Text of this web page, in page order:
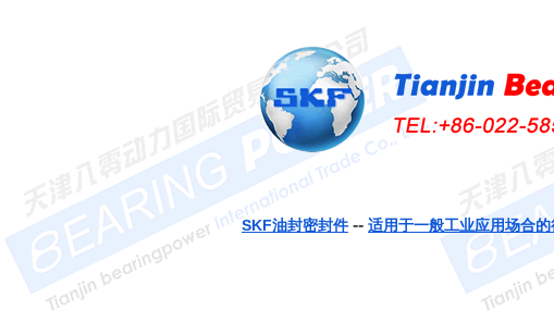
SKF油封密封件 -- 适用于一般工业应用场合